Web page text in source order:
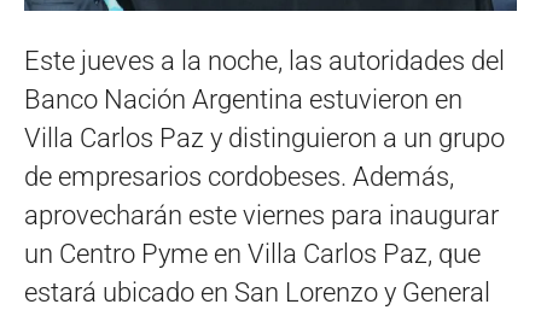
Este jueves a la noche, las autoridades del
Banco Nación Argentina estuvieron en
Villa Carlos Paz y distinguieron a un grupo
de empresarios cordobeses. Además,
aprovecharán este viernes para inaugurar
un Centro Pyme en Villa Carlos Paz, que
estará ubicado en San Lorenzo y General